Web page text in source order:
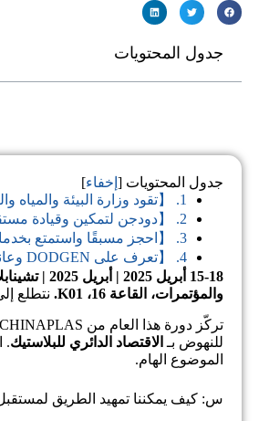
جدول المحتويات
جدول المحتويات [ إخفاء]
1. 【تقود وزارة البيئة والمياه والزراعة الطريق في قيادة التنمية الخضراء】
2. 【دودجن لتمكين وقيادة مستقبل المواد】
3. 【احجز مسبقًا واستمتع بخدمات حصرية】
4. 【تعرف على DODGEN وعانق المستقبل】
15-18 أبريل 2025 | أبريل 2025 | تشينابلاس 2025
والمؤتمرات، القاعة 16، K01.
نتطلع
تركّز دورة هذا العام من CHINAPLAS على موضوع “
للنهوض بـ الاقتصاد الدائري للبلاستيك.
الموضوع الهام.
س: كيف يمكننا تمهيد الطريق لمستقبل